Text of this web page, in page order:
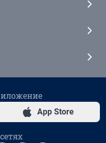
App Store